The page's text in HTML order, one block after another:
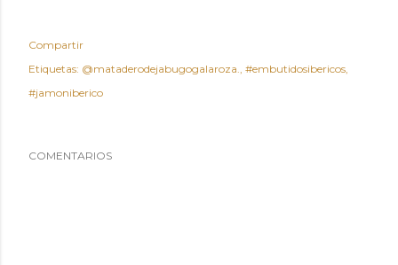
Compartir
Etiquetas: @mataderodejabugogalaroza.
#embutidosibericos
#jamoniberico
COMENTARIOS